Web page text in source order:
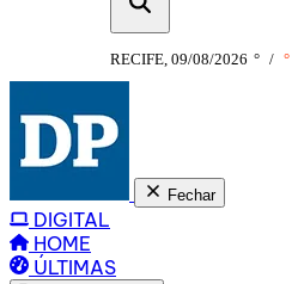
RECIFE, 09/08/2026 ° / °
Fechar
DIGITAL
HOME
ÚLTIMAS